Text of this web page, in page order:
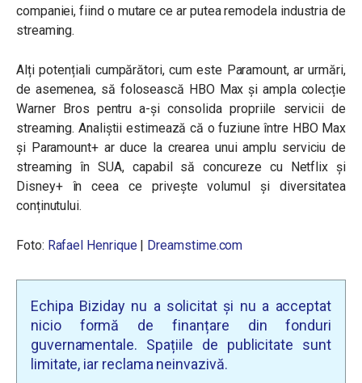
companiei, fiind o mutare ce ar putea remodela industria de
streaming.
Alți potențiali cumpărători, cum este Paramount, ar urmări,
de asemenea, să folosească HBO Max și ampla colecție
Warner Bros pentru a-și consolida propriile servicii de
streaming. Analiștii estimează că o fuziune între HBO Max
și Paramount+ ar duce la crearea unui amplu serviciu de
streaming în SUA, capabil să concureze cu Netflix și
Disney+ în ceea ce privește volumul și diversitatea
conținutului.
Foto: Rafael Henrique| Dreamstime.com
Echipa Biziday nu a solicitat și nu a acceptat
nicio formă de finanțare din fonduri
guvernamentale. Spațiile de publicitate sunt
limitate, iar reclama neinvazivă.